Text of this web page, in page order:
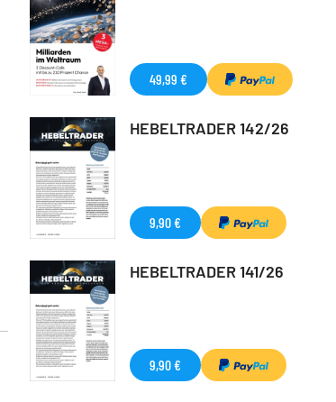
49,99 €
HEBELTRADER 142/26
9,90 €
HEBELTRADER 141/26
9,90 €